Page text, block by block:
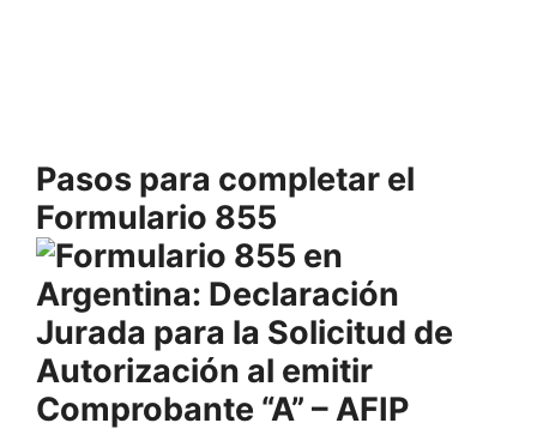
Pasos para completar el
Formulario 855